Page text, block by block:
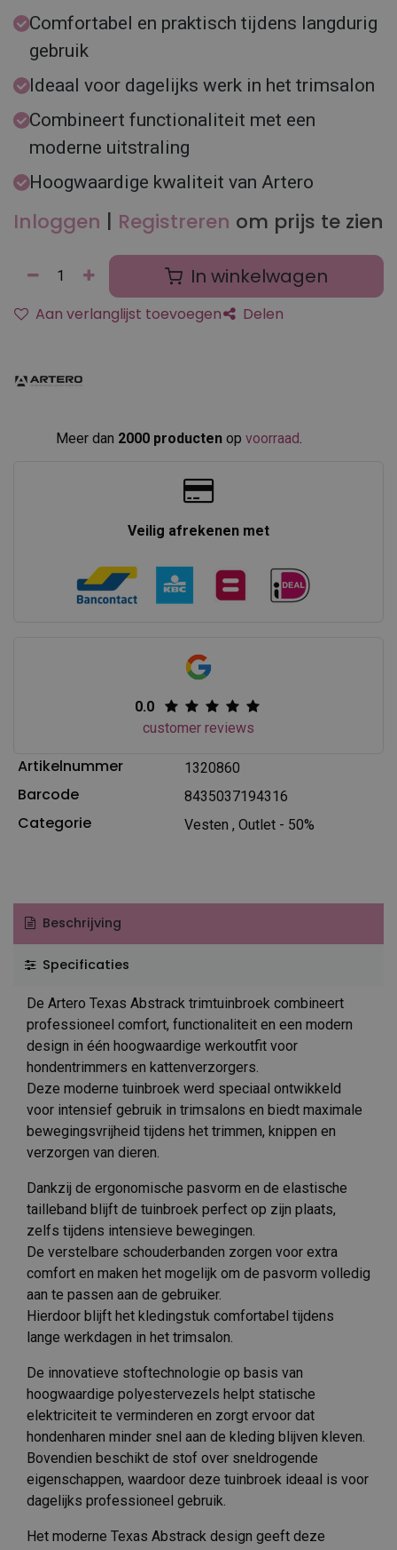
Comfortabel en praktisch tijdens langdurig
gebruik
Ideaal voor dagelijks werk in het trimsalon
Combineert functionaliteit met een
moderne uitstraling
Hoogwaardige kwaliteit van Artero
Inloggen | Registreren om prijs te zien
In winkelwagen
Aan verlanglijst toevoegen Delen
Meer dan 2000 producten op voorraad
Veilig afrekenen met
0.0
customer reviews
Artikelnummer 1320860
Barcode 8435037194316
Categorie Vesten , Outlet - 50%
Beschrijving
Specificaties
De Artero Texas Abstrack trimtuinbroek combineert
professioneel comfort, functionaliteit en een modern
design in één hoogwaardige werkoutfit voor
hondentrimmers en kattenverzorgers.
Deze moderne tuinbroek werd speciaal ontwikkeld
voor intensief gebruik in trimsalons en biedt maximale
bewegingsvrijheid tijdens het trimmen, knippen en
verzorgen van dieren.
Dankzij de ergonomische pasvorm en de elastische
tailleband blijft de tuinbroek perfect op zijn plaats,
zelfs tijdens intensieve bewegingen.
De verstelbare schouderbanden zorgen voor extra
comfort en maken het mogelijk om de pasvorm volledig
aan te passen aan de gebruiker.
Hierdoor blijft het kledingstuk comfortabel tijdens
lange werkdagen in het trimsalon.
De innovatieve stoftechnologie op basis van
hoogwaardige polyestervezels helpt statische
elektriciteit te verminderen en zorgt ervoor dat
hondenharen minder snel aan de kleding blijven kleven.
Bovendien beschikt de stof over sneldrogende
eigenschappen, waardoor deze tuinbroek ideaal is voor
dagelijks professioneel gebruik.
Het moderne Texas Abstrack design geeft deze